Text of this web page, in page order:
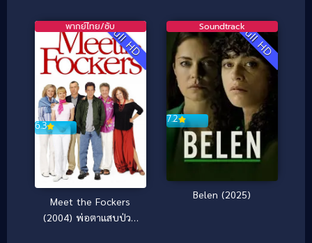
Full HD
6.3
พากย์ไทย/ซับ
Meet the Fockers
(2004) พ่อตาแสบป่วน
Full HD
7.2
Soundtrack
Belen (2025)